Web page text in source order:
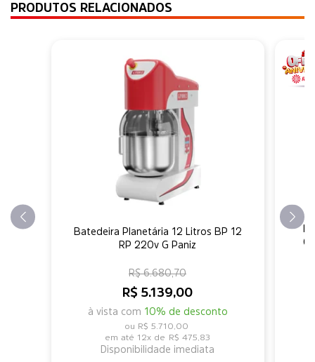
PRODUTOS RELACIONADOS
Batedeira Planetária 12 Litros BP 12
RP 220v G Paniz
R$ 5.139,00
à vista com 10% de desconto
R$ 6.680,70
R$ 5.710,00
12x de R$ 475,83
Disponibilidade imediata